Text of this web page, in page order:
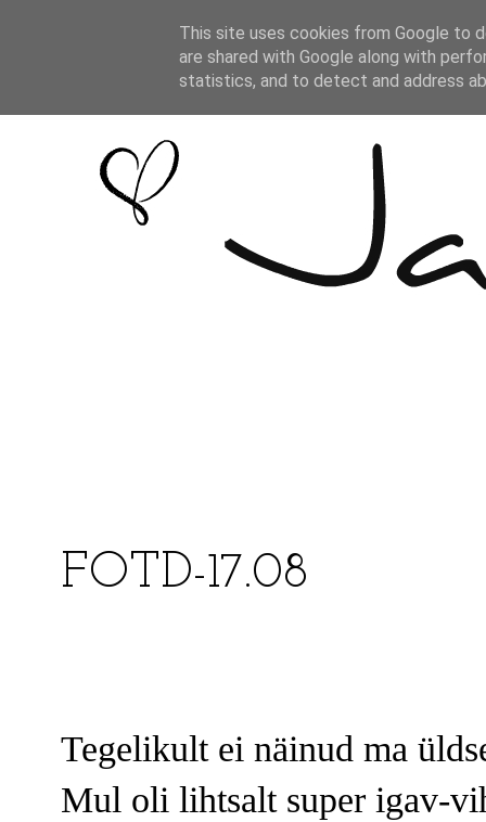
FOTD-17.08
Tegelikult ei näinud ma
Mul oli lihtsalt super igav-
This site uses cookies from Google to
are shared with Google along with
statistics, and to detect and address